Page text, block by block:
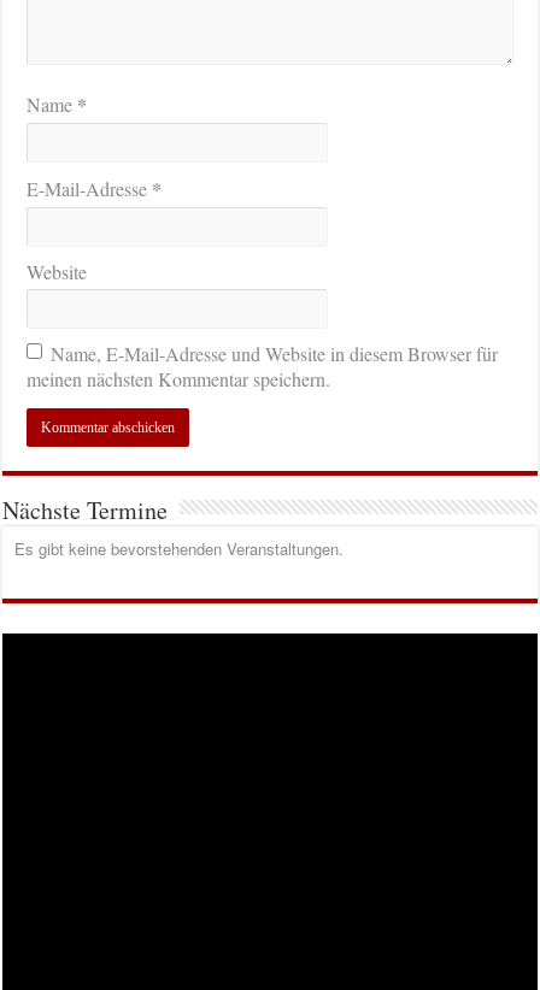
Name *
E-Mail-Adresse *
Website
Name, E-Mail-Adresse und Website in diesem Browser für
meinen nächsten Kommentar speichern.
Nächste Termine
Es gibt keine bevorstehenden Veranstaltungen.